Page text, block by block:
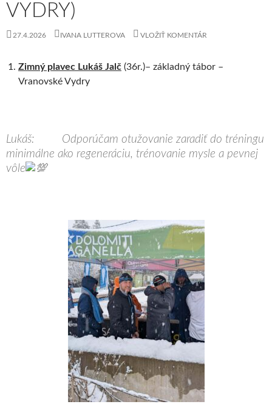
VYDRY)
27.4.2026 IVANA LUTTEROVA VLOŽIŤ KOMENTÁR
Zimný plavec Lukáš Jalč (36r.)– základný tábor –
Vranovské Vydry
Lukáš: Odporúčam otužovanie zaradiť do tréningu
minimálne ako regeneráciu, trénovanie mysle a pevnej
vôle